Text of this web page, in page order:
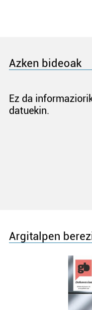
Azken bideoak
Ez da
datuekin.
Argitalpen